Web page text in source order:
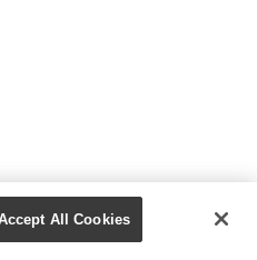
All Cookies